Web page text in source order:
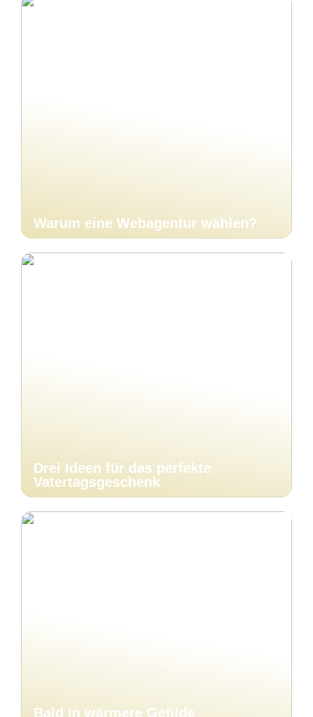
Warum eine Webagentur wählen?
Drei Ideen für das perfekte
Vatertagsgeschenk
Bald in wärmere Gefilde